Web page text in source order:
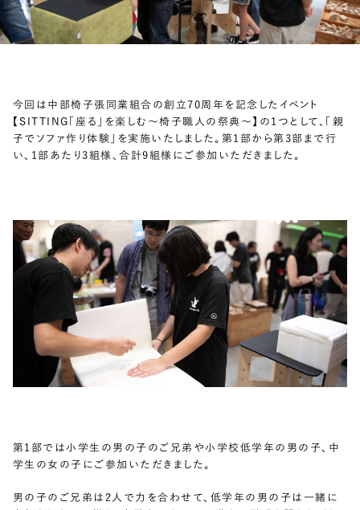
今回は中部椅子張同業組合の創立70周年を記念したイベント
【SITTING「座る」を楽しむ〜椅子職人の祭典〜】の1つとして、「親
子でソファ作り体験」を実施いたしました。第1部から第3部まで行
い、1部あたり3組様、合計9組様にご参加いただきました。
第1部では小学生の男の子のご兄弟や小学校低学年の男の子、中
学生の女の子にご参加いただきました。
男の子のご兄弟は2人で力を合わせて、低学年の男の子は一緒に